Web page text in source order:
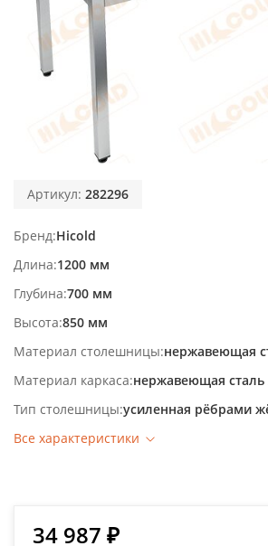
Артикул: 282296
Бренд Hicold
Длина 1200 мм
Глубина 700 мм
Высота 850 мм
Материал столешницы нержавеющая
Материал каркаса нержавеющая сталь
Тип столешницы усиленная рёбрами
Все характеристики
34 987 ₽